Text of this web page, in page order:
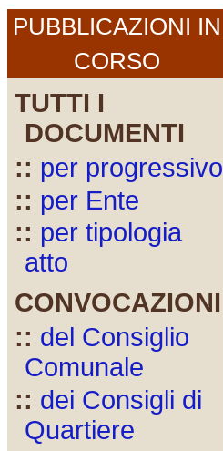
PUBBLICAZIONI IN
CORSO
TUTTI I
DOCUMENTI
:: per progressivo
:: per Ente
:: per tipologia
atto
CONVOCAZIONI
:: del Consiglio
Comunale
:: dei Consigli di
Quartiere